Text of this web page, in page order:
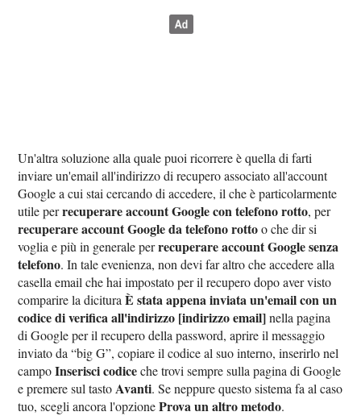
Un'altra soluzione alla quale puoi ricorrere è quella di farti
inviare un'email all'indirizzo di recupero associato all'account
Google a cui stai cercando di accedere, il che è particolarmente
utile perrecuperare account Google con telefono rotto, per
recuperare account Google da telefono rottoo che dir si
voglia e più in generale perrecuperare account Google senza
telefono. In tale evenienza, non devi far altro che accedere alla
casella email che hai impostato per il recupero dopo aver visto
comparire la dicituraÈ stata appena inviata un'email con un
codice di verifica all'indirizzo [indirizzo email]nella pagina
di Google per il recupero della password, aprire il messaggio
inviato da “big G”, copiare il codice al suo interno, inserirlo nel
campoInserisci codiceche trovi sempre sulla pagina di Google
e premere sul tasto Avanti. Se neppure questo sistema fa al caso
tuo, scegli ancora l'opzioneProva un altro metodo.